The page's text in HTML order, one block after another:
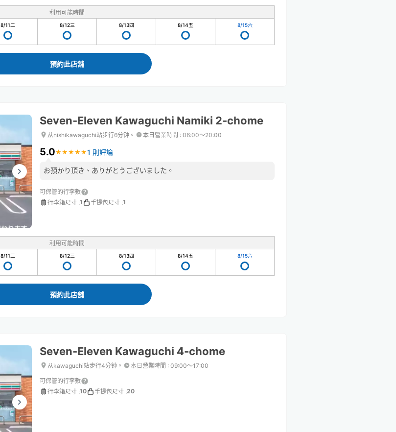
利用可能時間
8/11二 8/12三 8/13四 8/14五 8/15六
預約此店舖
Seven-Eleven Kawaguchi Namiki 2-chome
从nishikawaguchi站步行6分钟。 本日營業時間 : 06:00〜20:00
5.0★ ★ ★ ★ ★
★ ★ ★ ★ ★1 則評論
お預かり頂き、ありがとうございました。
可保管的行李數
行李箱尺寸 :1 手提包尺寸 :1
利用可能時間
8/11二 8/12三 8/13四 8/14五 8/15六
預約此店舖
Seven-Eleven Kawaguchi 4-chome
从kawaguchi站步行4分钟。 本日營業時間 : 09:00〜17:00
可保管的行李數
行李箱尺寸 :10 手提包尺寸 :20